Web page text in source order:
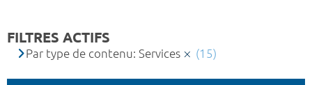
FILTRES ACTIFS
Par type de contenu: Services (15)